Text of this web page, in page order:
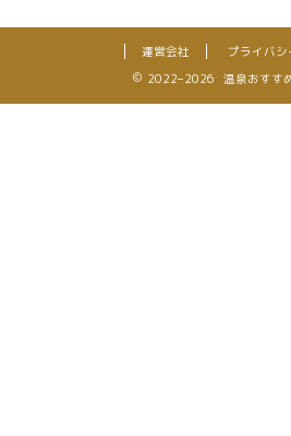
運営会社
プライバシ
2022–2026 温泉おすす